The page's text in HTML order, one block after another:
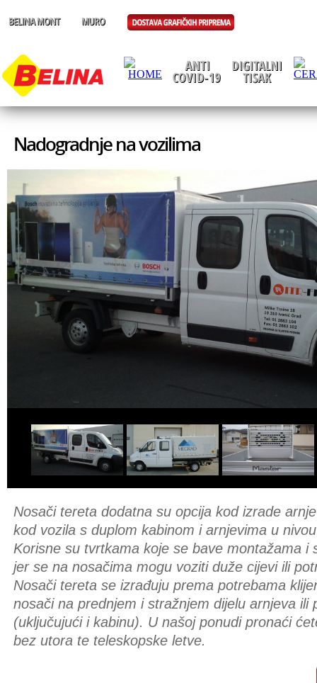
Nadogradnje na vozilima
Nosači tereta dodatna su opcija kod izrade
kod vozila s duplom kabinom i arnjevima u
Korisne su tvrtkama koje se bave montažama i
jer se na nosačima mogu voziti duže cijevi ili
Nosači tereta se izrađuju prema potrebama
nosači na prednjem i stražnjem dijelu arnjeva ili
(uključujući i kabinu). U našoj ponudi pronaći
bez utora te teleskopske letve.